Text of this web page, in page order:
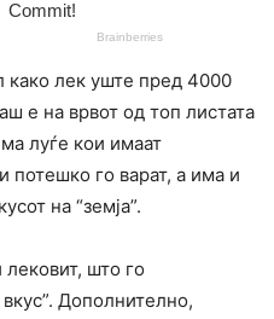
како лек уште пред 4000
е на врвот од топ листата
луѓе кои имаат
потешко го варат, а има и
на “земја”.
лековит, што го
Дополнително,